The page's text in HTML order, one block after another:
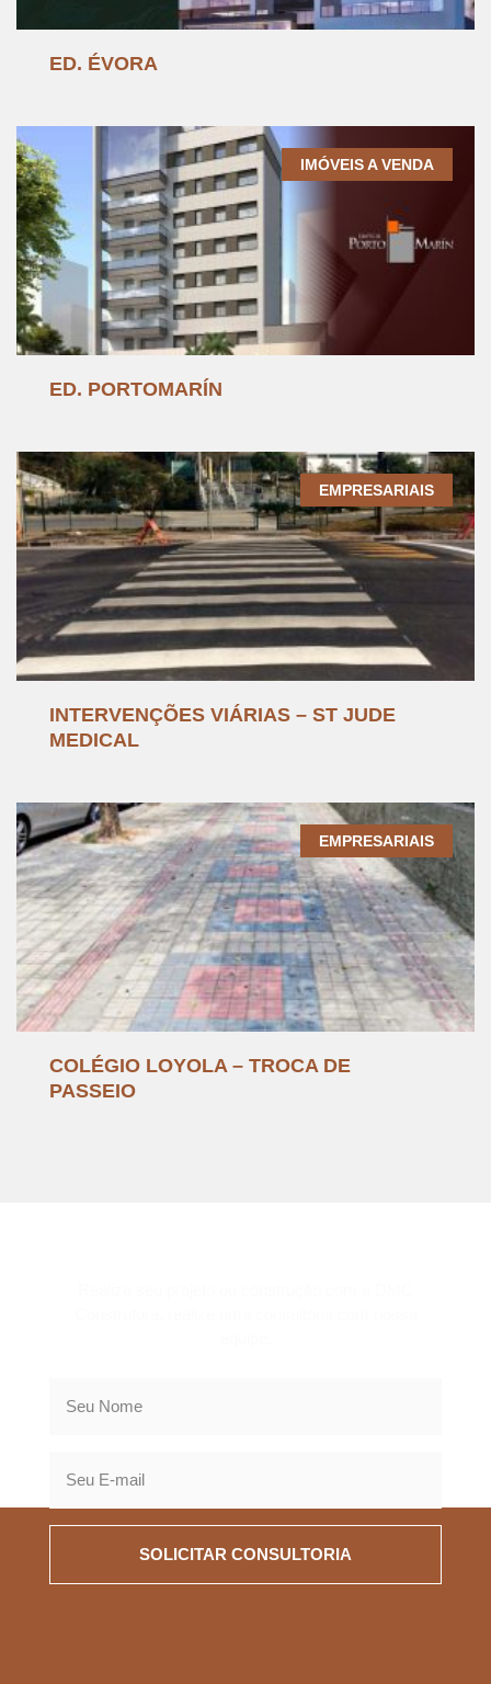
ED. ÉVORA
IMÓVEIS A VENDA
ED. PORTOMARÍN
EMPRESARIAIS
INTERVENÇÕES VIÁRIAS – ST JUDE
MEDICAL
EMPRESARIAIS
COLÉGIO LOYOLA – TROCA DE
PASSEIO
SOLICITAR CONSULTORIA